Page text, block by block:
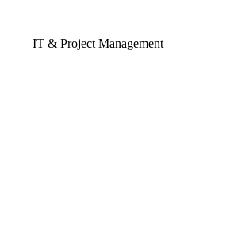
IT & Project Management